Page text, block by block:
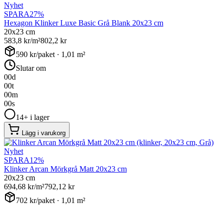
Nyhet
SPARA27%
Hexagon Klinker Luxe Basic Grå Blank 20x23 cm
20x23 cm
583,8 kr/m²802,2 kr
590 kr/paket · 1,01 m²
Slutar om
00d
00t
00m
00s
14+ i lager
Lägg i varukorg
Nyhet
SPARA12%
Klinker Arcan Mörkgrå Matt 20x23 cm
20x23 cm
694,68 kr/m²792,12 kr
702 kr/paket · 1,01 m²